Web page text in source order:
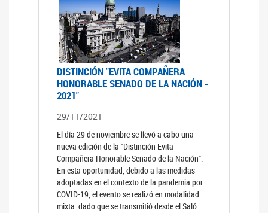
DISTINCIÓN "EVITA COMPAÑERA
HONORABLE SENADO DE LA NACIÓN -
2021"
29/11/2021
El día 29 de noviembre se llevó a cabo una
nueva edición de la "Distinción Evita
Compañera Honorable Senado de la Nación".
En esta oportunidad, debido a las medidas
adoptadas en el contexto de la pandemia por
COVID-19, el evento se realizó en modalidad
mixta: dado que se transmitió desde el Saló